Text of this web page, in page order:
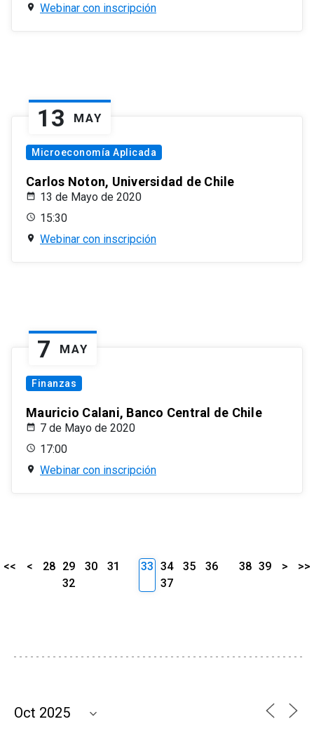
Webinar con inscripción
13 MAY
Microeconomía Aplicada
Carlos Noton, Universidad de Chile
13 de Mayo de 2020
15:30
Webinar con inscripción
7 MAY
Finanzas
Mauricio Calani, Banco Central de Chile
7 de Mayo de 2020
17:00
Webinar con inscripción
<< < 28 29 30
31
32
33 34 35
36
37
38 39 > >>